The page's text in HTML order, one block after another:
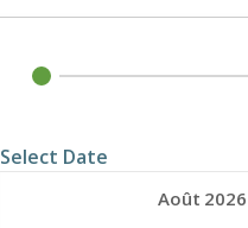
Select Date
Août 2026